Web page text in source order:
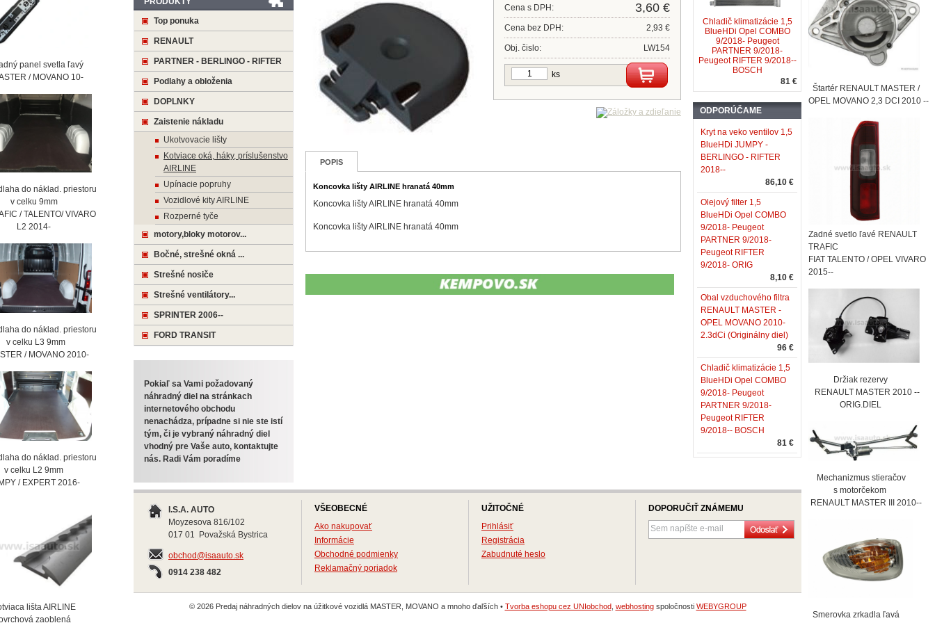
Cena s DPH: 3,60 €
Cena bez DPH: 2,93 €
Obj. čislo: LW154
ks
POPIS
Koncovka lišty AIRLINE hranatá 40mm
Koncovka lišty AIRLINE hranatá 40mm
Koncovka lišty AIRLINE hranatá 40mm
Chladič klimatizácie 1,5
BlueHDi Opel COMBO
9/2018- Peugeot
PARTNER 9/2018-
Peugeot RIFTER 9/2018--
BOSCH
81 €
ODPORÚČAME
Kryt na veko ventilov 1,5
BlueHDi JUMPY -
BERLINGO - RIFTER
2018--
86,10 €
Olejový filter 1,5
BlueHDi Opel COMBO
9/2018- Peugeot
PARTNER 9/2018-
Peugeot RIFTER
9/2018- ORIG
8,10 €
Obal vzduchového filtra
RENAULT MASTER -
OPEL MOVANO 2010-
2.3dCi (Originálny diel)
96 €
Chladič klimatizácie 1,5
BlueHDi Opel COMBO
9/2018- Peugeot
PARTNER 9/2018-
Peugeot RIFTER
9/2018-- BOSCH
81 €
Top ponuka
RENAULT
PARTNER - BERLINGO - RIFTER
Podlahy a obloženia
DOPLNKY
Zaistenie nákladu
Ukotvovacie lišty
Kotviace oká, háky, príslušenstvo
AIRLINE
Upínacie popruhy
Vozidlové kity AIRLINE
Rozperné tyče
motory,bloky motorov...
Bočné, strešné okná ...
Strešné nosiče
Strešné ventilátory...
SPRINTER 2006--
FORD TRANSIT
Pokiaľ sa Vami požadovaný
náhradný diel na stránkach
internetového obchodu
nenachádza, prípadne si nie ste istí
tým, či je vybraný náhradný diel
vhodný pre Vaše auto, kontaktujte
nás. Radi Vám poradíme
I.S.A. AUTO
Moyzesova 816/102
017 01 Považská Bystrica
obchod@isaauto.sk
0914 238 482
VŠEOBECNÉ
Ako nakupovať
Informácie
Obchodné podmienky
Reklamačný poriadok
UŽITOČNÉ
Prihlásiť
Registrácia
Zabudnuté heslo
DOPORUČIŤ ZNÁMEMU
© 2026 Predaj náhradných dielov na úžitkové vozidlá MASTER, MOVANO a mnoho ďaľších • Tvorba eshopu cez UNIobchod, webhostingspoločnosti WEBYGROUP
panel svetla ľavý
/ MOVANO 10-
do náklad. priestoru
9mm
/ TALENTO/ VIVARO
2014-
do náklad. priestoru
L3 9mm
/ MOVANO 2010-
do náklad. priestoru
L2 9mm
/ EXPERT 2016-
lišta AIRLINE
zaoblená
Štartér RENAULT MASTER /
OPEL MOVANO 2,3 DCI 2010 --
Zadné svetlo ľavé RENAULT
TRAFIC
FIAT TALENTO / OPEL VIVARO
2015--
Držiak rezervy
RENAULT MASTER 2010 --
ORIG.DIEL
Mechanizmus stieračov
s motorčekom
RENAULT MASTER III 2010--
Smerovka zrkadla ľavá